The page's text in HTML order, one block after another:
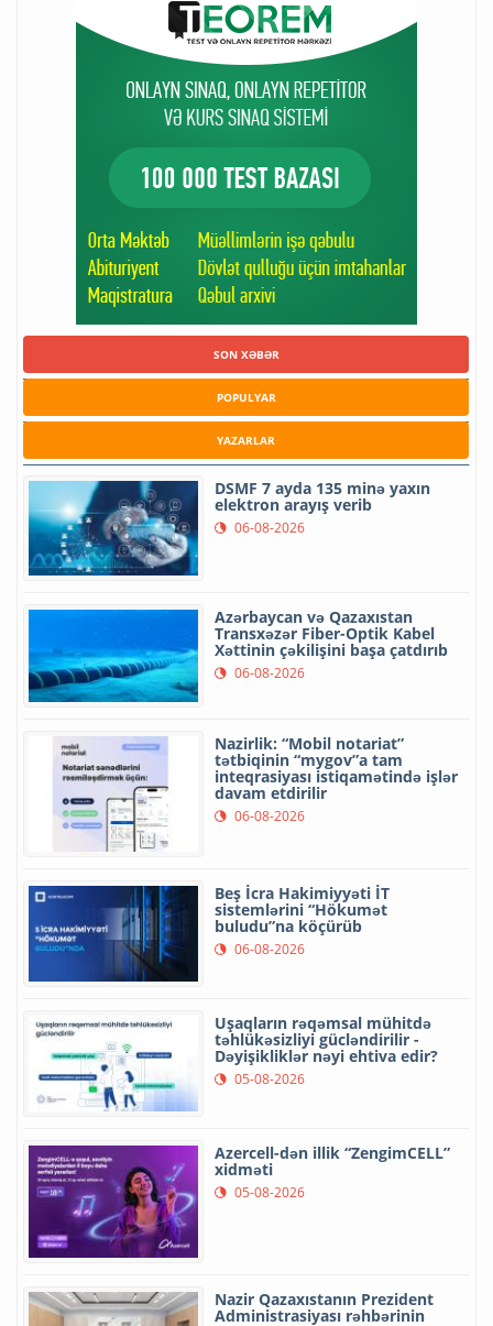
SON XƏBƏR
POPULYAR
YAZARLAR
DSMF 7 ayda 135 minə yaxın
elektron arayış verib
06-08-2026
Azərbaycan və Qazaxıstan
Transxəzər Fiber-Optik Kabel
Xəttinin çəkilişini başa çatdırıb
06-08-2026
Nazirlik: “Mobil notariat”
tətbiqinin “mygov”a tam
inteqrasiyası istiqamətində işlər
davam etdirilir
06-08-2026
Beş İcra Hakimiyyəti İT
sistemlərini “Hökumət
buludu”na köçürüb
06-08-2026
Uşaqların rəqəmsal mühitdə
təhlükəsizliyi gücləndirilir -
Dəyişikliklər nəyi ehtiva edir?
05-08-2026
Azercell-dən illik “ZengimCELL”
xidməti
05-08-2026
Nazir Qazaxıstanın Prezident
Administrasiyası rəhbərinin